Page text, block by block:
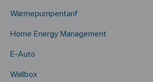
Wärmepumpentarif
Home Energy Management
E-Auto
Wallbox